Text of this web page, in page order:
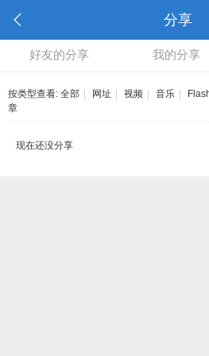
分享
好友的分享 我的分享
按类型查看: 全部 网址 视频 音乐
章
现在还没分享